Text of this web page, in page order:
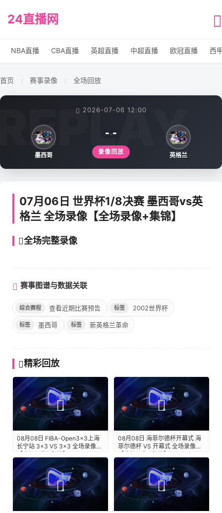
24直播网
NBA直播 CBA直播 英超直播 中超直播 欧冠直播 西
首页 / 赛事录像 / 全场回放
2026-07-06 12:00
墨西哥
---
录像回放 英格兰
07月06日 世界杯1/8决赛 墨西哥vs英
格兰 全场录像【全场录像+集锦】
全场完整录像
赛事图谱与数据关联
综合赛程 查看近期比赛预告 标签 2002世界杯
标签 墨西哥 标签 新英格兰革命
精彩回放
08月08日 FIBA-Open3x3上海
长宁站 3×3 VS 3×3 全场录像
【全场录像+集锦】
08月08日 海菲尔德杯开幕式 海
菲尔德杯 VS 开幕式 全场录像
【全场录像+集锦】